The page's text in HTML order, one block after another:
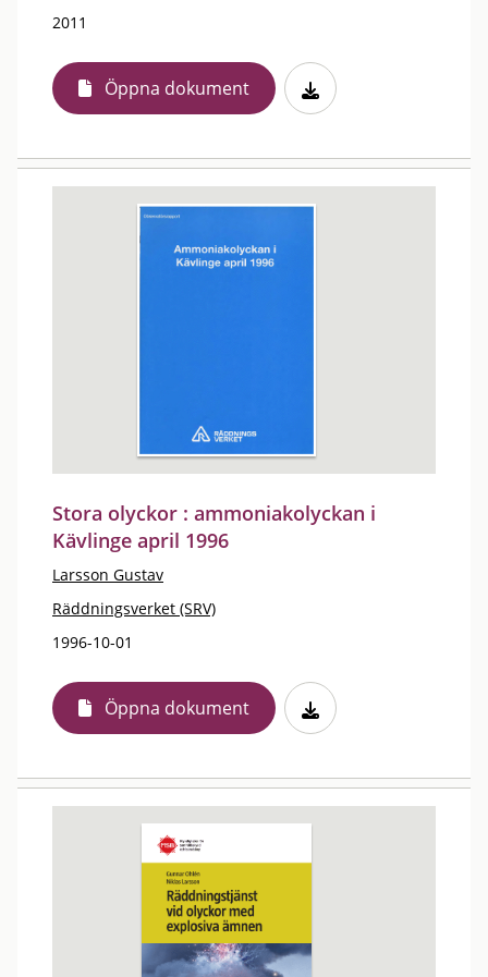
2011
Öppna dokument
Stora olyckor : ammoniakolyckan i
Kävlinge april 1996
Larsson Gustav
Räddningsverket (SRV)
1996-10-01
Öppna dokument